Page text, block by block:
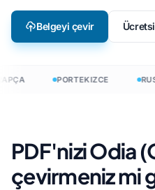
Belgeyi çevir
PORTEKIZCE
PDF'nizi Odia
çevirmeniz mi